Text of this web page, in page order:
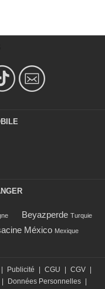
Beyazperde Turquie
México Mexique
Publicité CGU CGV
Données Personnelles